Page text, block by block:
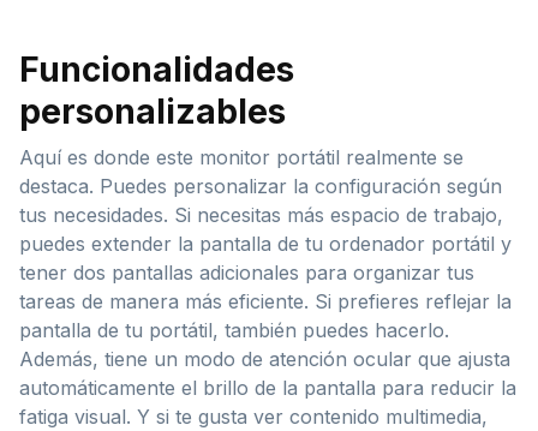
Funcionalidades
personalizables
Aquí es donde este monitor portátil realmente se
destaca. Puedes personalizar la configuración según
tus necesidades. Si necesitas más espacio de trabajo,
puedes extender la pantalla de tu ordenador portátil y
tener dos pantallas adicionales para organizar tus
tareas de manera más eficiente. Si prefieres reflejar la
pantalla de tu portátil, también puedes hacerlo.
Además, tiene un modo de atención ocular que ajusta
automáticamente el brillo de la pantalla para reducir la
fatiga visual. Y si te gusta ver contenido multimedia,